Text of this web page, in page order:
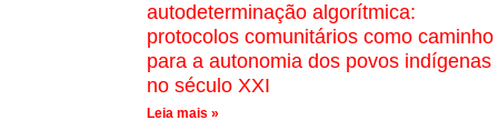
autodeterminação algorítmica:
protocolos comunitários como caminho
para a autonomia dos povos indígenas
no século XXI
Leia mais »